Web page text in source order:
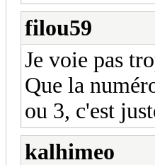
filou59
Je voie pas
Que la
ou 3, c'est
kalhimeo